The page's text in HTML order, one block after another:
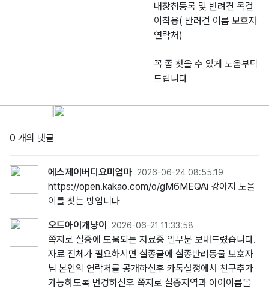
내장칩등록 및 반려견 목걸
이착용( 반려견 이름 보호자
연락처)
꼭 좀 찾을 수 있게 도움부탁
드립니다
0 개의 댓글
에스제이버디요미엄마 2026-06-24 08:55:19
https://open.kakao.com/o/gM6MEQAi 강아지 노을
이를 찾는 방입니다
오드아이개냥이 2026-06-21 11:33:58
쪽지로 실종에 도움되는 자료중 일부분 보내드렸습니다.
자료 전체가 필요하시면 실종글에 실종반려동물 보호자
님 본인의 연락처를 공개하신후 카톡설정에서 친구추가
가능하도록 변경하신후 쪽지로 실종지역과 아이이름을